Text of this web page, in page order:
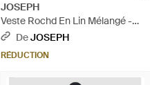
JOSEPH
Veste Rochd En Lin Mélangé -
Neutre
DeJOSEPH
RÉDUCTION